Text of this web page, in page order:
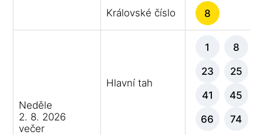
Královské číslo 8
Neděle
2. 8. 2026
večer
Hlavní tah
1 8
23 25
41 45
66 74